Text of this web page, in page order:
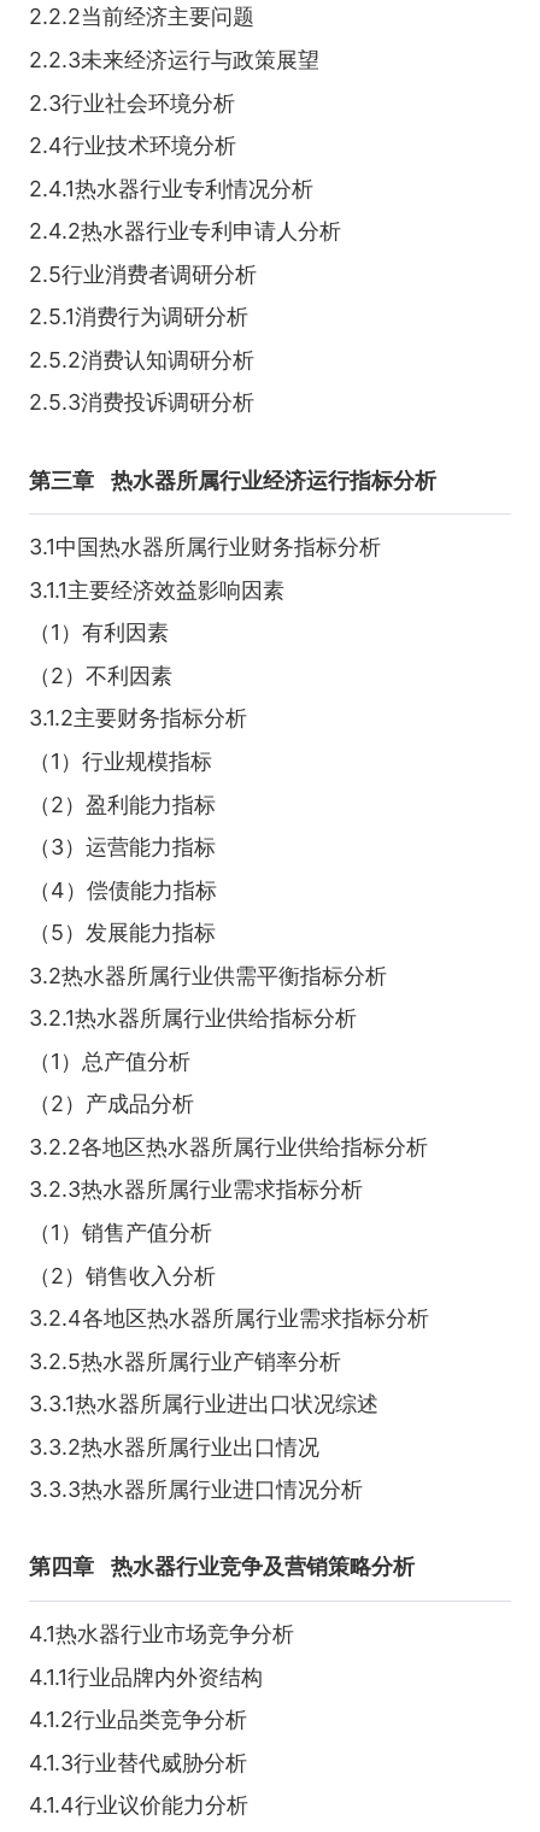
2.2.2当前经济主要问题
2.2.3未来经济运行与政策展望
2.3行业社会环境分析
2.4行业技术环境分析
2.4.1热水器行业专利情况分析
2.4.2热水器行业专利申请人分析
2.5行业消费者调研分析
2.5.1消费行为调研分析
2.5.2消费认知调研分析
2.5.3消费投诉调研分析
第三章 热水器所属行业经济运行指标分析
3.1中国热水器所属行业财务指标分析
3.1.1主要经济效益影响因素
（1）有利因素
（2）不利因素
3.1.2主要财务指标分析
（1）行业规模指标
（2）盈利能力指标
（3）运营能力指标
（4）偿债能力指标
（5）发展能力指标
3.2热水器所属行业供需平衡指标分析
3.2.1热水器所属行业供给指标分析
（1）总产值分析
（2）产成品分析
3.2.2各地区热水器所属行业供给指标分析
3.2.3热水器所属行业需求指标分析
（1）销售产值分析
（2）销售收入分析
3.2.4各地区热水器所属行业需求指标分析
3.2.5热水器所属行业产销率分析
3.3.1热水器所属行业进出口状况综述
3.3.2热水器所属行业出口情况
3.3.3热水器所属行业进口情况分析
第四章 热水器行业竞争及营销策略分析
4.1热水器行业市场竞争分析
4.1.1行业品牌内外资结构
4.1.2行业品类竞争分析
4.1.3行业替代威胁分析
4.1.4行业议价能力分析